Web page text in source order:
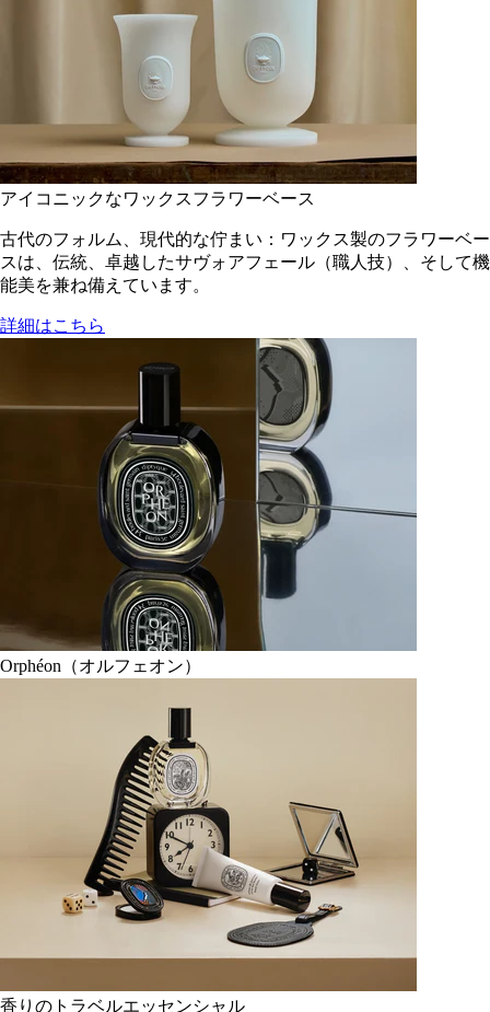
アイコニックなワックスフラワーベース
古代のフォルム、現代的な佇まい：ワックス製のフラワーベー
スは、伝統、卓越したサヴォアフェール（職人技）、そして機
能美を兼ね備えています。
詳細はこちら
Orphéon（オルフェオン）
香りのトラベルエッセンシャル